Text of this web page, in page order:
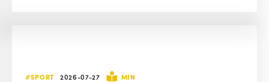
#SPORT 2026-07-27 MIN